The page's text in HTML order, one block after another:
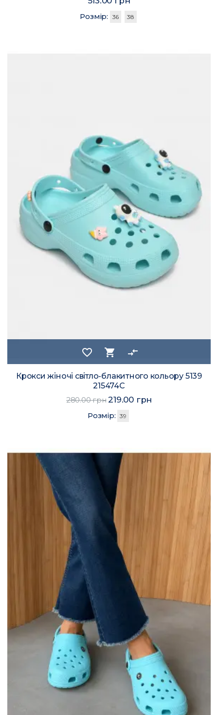
Розмір: 36 38
favorite_border shopping_cart compare_arrows
Крокси жіночі світло-блакитного кольору 5139
215474C
280.00 грн219.00 грн
Розмір: 39